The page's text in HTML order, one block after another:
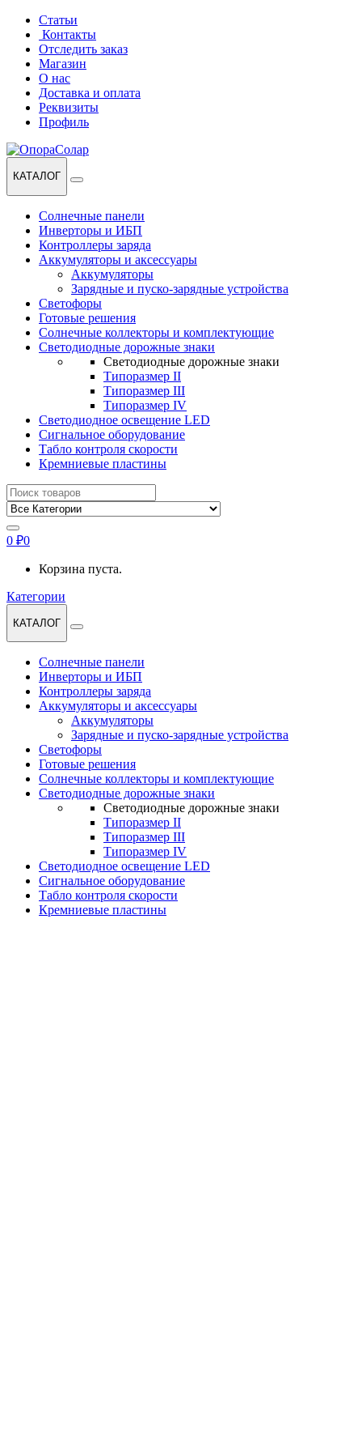
Перейти
навигации
Перейти
содержанию
Статьи
Контакты
Отследить заказ
Магазин
О нас
Доставка и оплата
Реквизиты
Профиль
КАТАЛОГ
Солнечные панели
Инверторы и ИБП
Контроллеры заряда
Аккумуляторы и аксессуары
Аккумуляторы
Зарядные и пуско-зарядные устройства
Светофоры
Готовые решения
Солнечные коллекторы и комплектующие
Светодиодные дорожные знаки
Светодиодные дорожные знаки
Типоразмер II
Типоразмер III
Типоразмер IV
Светодиодное освещение LED
Сигнальное оборудование
Табло контроля скорости
Кремниевые пластины
Найти:
0 ₽0
Корзина пуста.
Категории
КАТАЛОГ
Солнечные панели
Инверторы и ИБП
Контроллеры заряда
Аккумуляторы и аксессуары
Аккумуляторы
Зарядные и пуско-зарядные устройства
Светофоры
Готовые решения
Солнечные коллекторы и комплектующие
Светодиодные дорожные знаки
Светодиодные дорожные знаки
Типоразмер II
Типоразмер III
Типоразмер IV
Светодиодное освещение LED
Сигнальное оборудование
Табло контроля скорости
Кремниевые пластины